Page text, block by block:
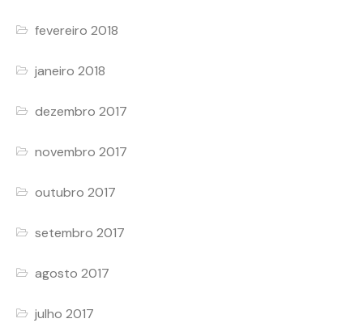
fevereiro 2018
janeiro 2018
dezembro 2017
novembro 2017
outubro 2017
setembro 2017
agosto 2017
julho 2017